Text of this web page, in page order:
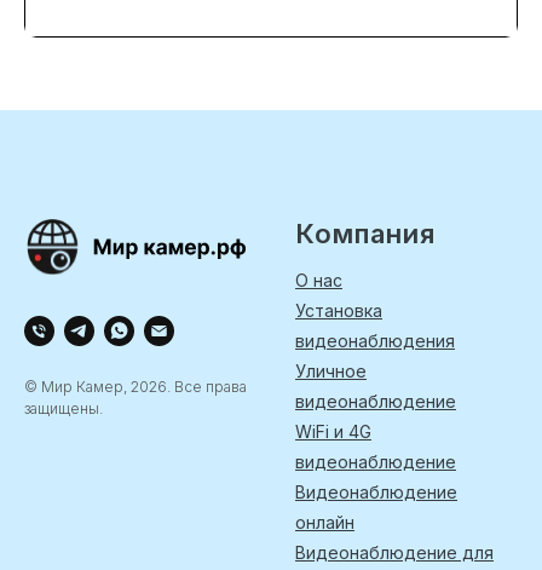
© Мир Камер, 2026. Все права
защищены.
Компания
О нас
Установка
видеонаблюдения
Уличное
видеонаблюдение
WiFi и 4G
видеонаблюдение
Видеонаблюдение
онлайн
Видеонаблюдение для